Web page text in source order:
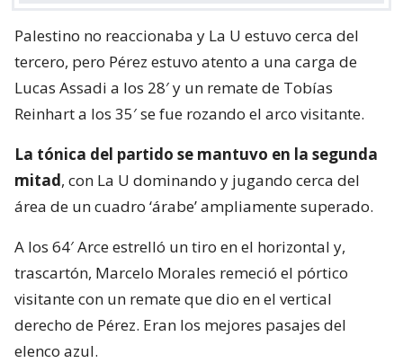
Palestino no reaccionaba y La U estuvo cerca del
tercero, pero Pérez estuvo atento a una carga de
Lucas Assadi a los 28′ y un remate de Tobías
Reinhart a los 35′ se fue rozando el arco visitante.
La tónica del partido se mantuvo en la segunda
mitad, con La U dominando y jugando cerca del
área de un cuadro ‘árabe’ ampliamente superado.
A los 64′ Arce estrelló un tiro en el horizontal y,
trascartón, Marcelo Morales remeció el pórtico
visitante con un remate que dio en el vertical
derecho de Pérez. Eran los mejores pasajes del
elenco azul.